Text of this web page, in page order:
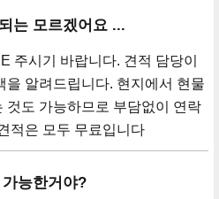
는 모르겠어요 ...
주시기 바랍니다. 견적 담당이
을 알려드립니다. 현지에서 현물
것도 가능하므로 부담없이 연락
적은 모두 무료입니다
능한거야?